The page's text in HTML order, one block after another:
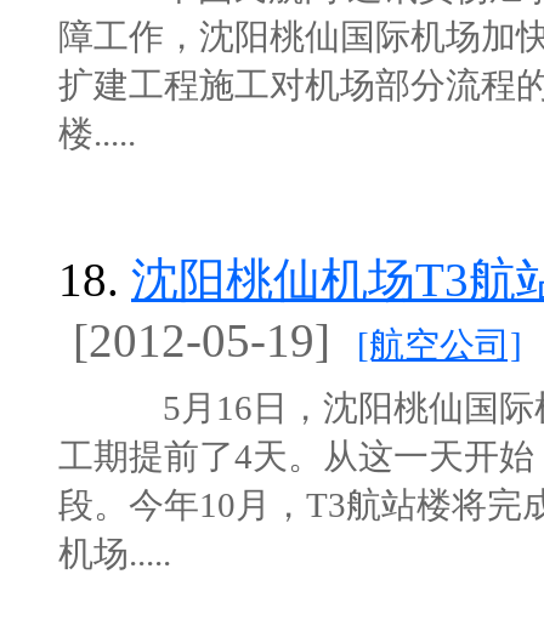
障工作，沈阳桃仙国际机场加
扩建工程施工对机场部分流程
楼.....
18. 沈阳桃仙机场T3航
[2012-05-19]
[航空公司]
5月16日，沈阳桃仙国际机
工期提前了4天。从这一天开
段。今年10月，T3航站楼将
机场.....